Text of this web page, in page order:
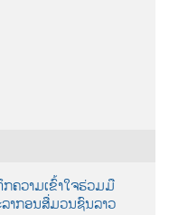
ຄວາມເຂົ້າໃຈຮ່ວມມື
ລາກອນສື່ມວນຊົນລາວ